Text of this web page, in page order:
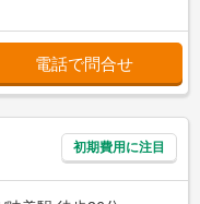
電話で問合せ
初期費用に注目